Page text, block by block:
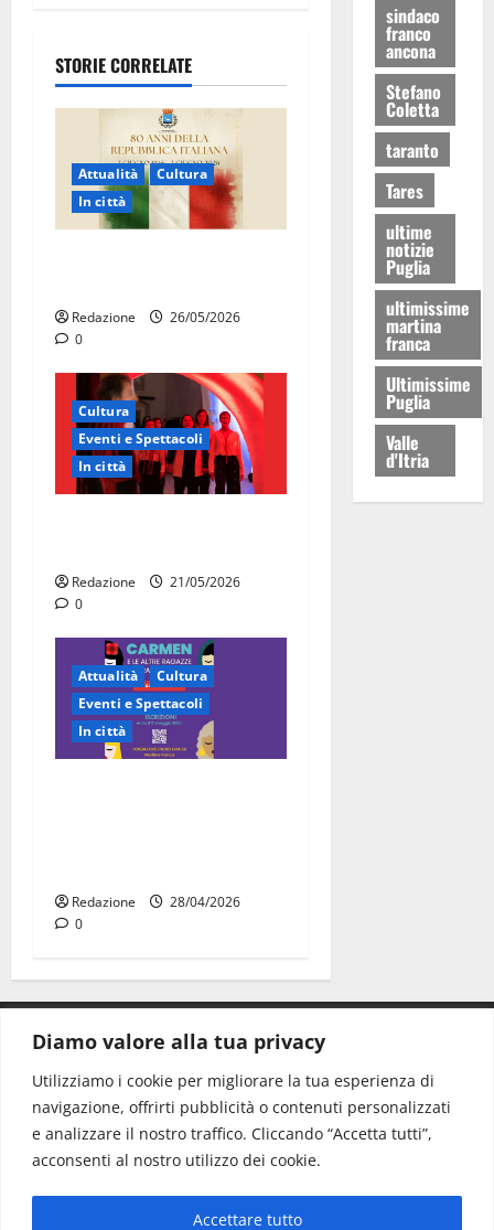
Diamo valore alla tua privacy
Utilizziamo i cookie per migliorare la tua esperienza di
navigazione, offrirti pubblicità o contenuti personalizzati
e analizzare il nostro traffico. Cliccando “Accetta tutti”,
acconsenti al nostro utilizzo dei cookie.
Accettare tutto
STORIE CORRELATE
Attualità
Cultura
In città
Redazione
26/05/2026
0
Cultura
Eventi e Spettacoli
In città
Redazione
21/05/2026
0
Attualità
Cultura
Eventi e Spettacoli
In città
Redazione
28/04/2026
0
sindaco
franco
ancona
Stefano
Coletta
taranto
Tares
ultime
notizie
Puglia
ultimissime
martina
franca
Ultimissime
Puglia
Valle
d'Itria
CONTATTI.
Redazione: redazione@www.martinasera.it
Direttore:direttore@www.martinasera.it
Info & Commerciale:info@www.martinasera.it